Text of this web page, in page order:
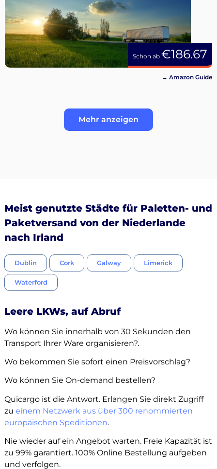
Schon ab €186.67
→ Amazon Guide
Mehr anzeigen
Meist genutzte Städte für Paletten- und
Paketversand von der Niederlande
nach Irland
Dublin Cork Galway Limerick
Waterford
Leere LKWs, auf Abruf
Wo können Sie innerhalb von 30 Sekunden den
Transport Ihrer Ware organisieren?.
Wo bekommen Sie sofort einen Preisvorschlag?
Wo können Sie On-demand bestellen?
Quicargo ist die Antwort. Erlangen Sie direkt Zugriff
zu einem Netzwerk aus über 300 renommierten
europäischen Speditionen.
Nie wieder auf ein Angebot warten. Freie Kapazität ist
zu 99% garantiert. 100% Online Bestellung aufgeben
und verfolgen.